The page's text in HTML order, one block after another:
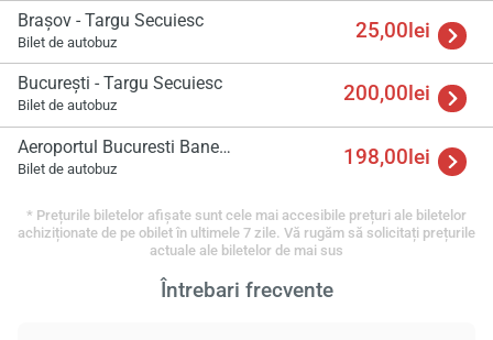
Braşov - Targu Secuiesc
Bilet de autobuz 25,00lei
București - Targu Secuiesc
Bilet de autobuz 200,00lei
Aeroportul Bucuresti Baneasa - Targu Secuiesc
Bilet de autobuz 198,00lei
* Prețurile biletelor afișate sunt cele mai accesibile prețuri ale biletelor
achiziționate de pe obilet în ultimele 7 zile. Vă rugăm să solicitați prețurile
actuale ale biletelor de mai sus
Întrebari frecvente